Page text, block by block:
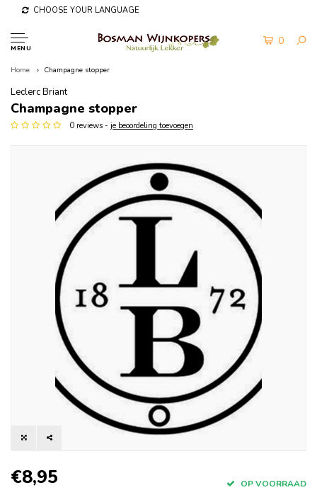
CHOOSE YOUR LANGUAGE
MENU
0
Home Champagne stopper
Leclerc Briant
Champagne stopper
0 reviews - je beoordeling toevoegen
€8,95 OP VOORRAAD